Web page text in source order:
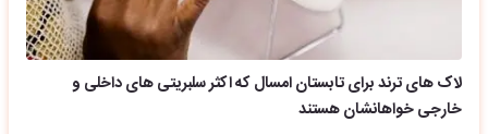
لاک های ترند برای تابستان امسال که اکثر سلبریتی های داخلی و
خارجی خواهانشان هستند